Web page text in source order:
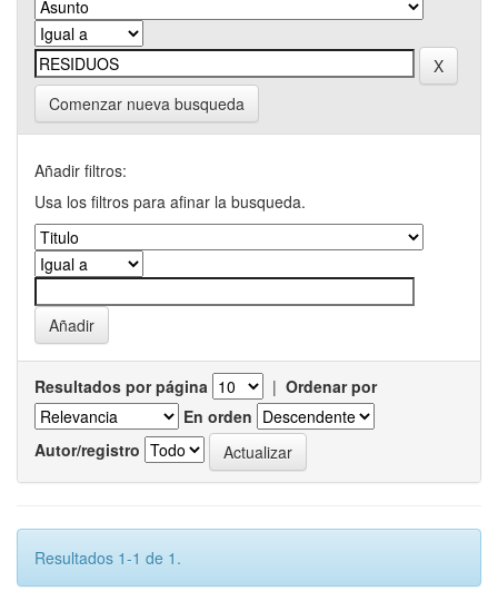
Comenzar nueva busqueda
Añadir filtros:
Usa los filtros para afinar la busqueda.
Resultados por página | Ordenar por
En orden
Autor/registro
Resultados 1-1 de 1.